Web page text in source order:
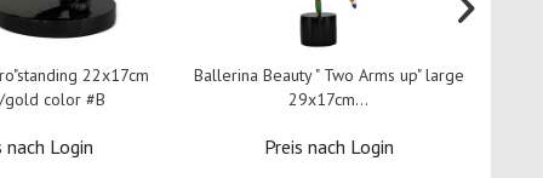
22x17cm
color #B
nach Login
Ballerina Beauty " Two Arms up" large
29x17cm...
Preis nach Login